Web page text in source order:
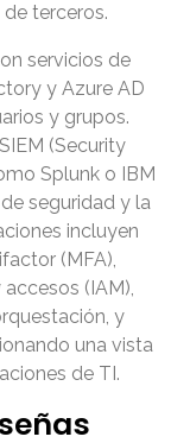
terceros.
servicios de
y Azure AD
y grupos.
(Security
Splunk o IBM
seguridad y la
incluyen
(MFA),
(IAM),
y
una vista
de TI.